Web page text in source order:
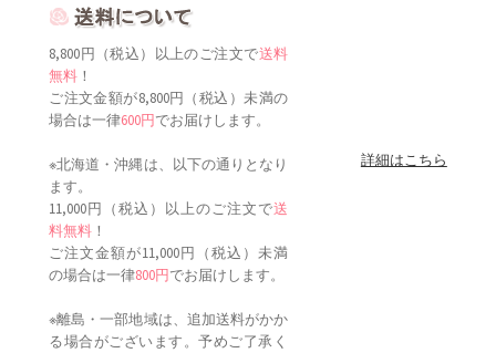
8,800円（税込）以上のご注文で送料
無料 ！
ご注文金額が8,800円（税込）未満の
場合は一律600円でお届けします。
※北海道・沖縄は、以下の通りとなり
ます。
11,000円（税込）以上のご注文で送
料無料 ！
ご注文金額が11,000円（税込）未満
の場合は一律800円でお届けします。
※離島・一部地域は、追加送料がかか
る場合がございます。予めご了承く
詳細はこちら